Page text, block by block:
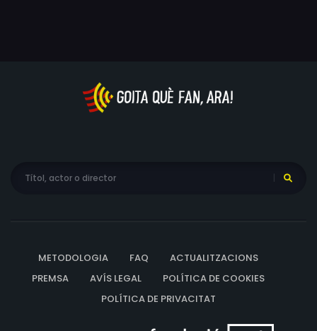
METODOLOGIA FAQ
ACTUALITZACIONS
PREMSA
AVÍS LEGAL
POLÍTICA DE COOKIES
POLÍTICA DE PRIVACITAT